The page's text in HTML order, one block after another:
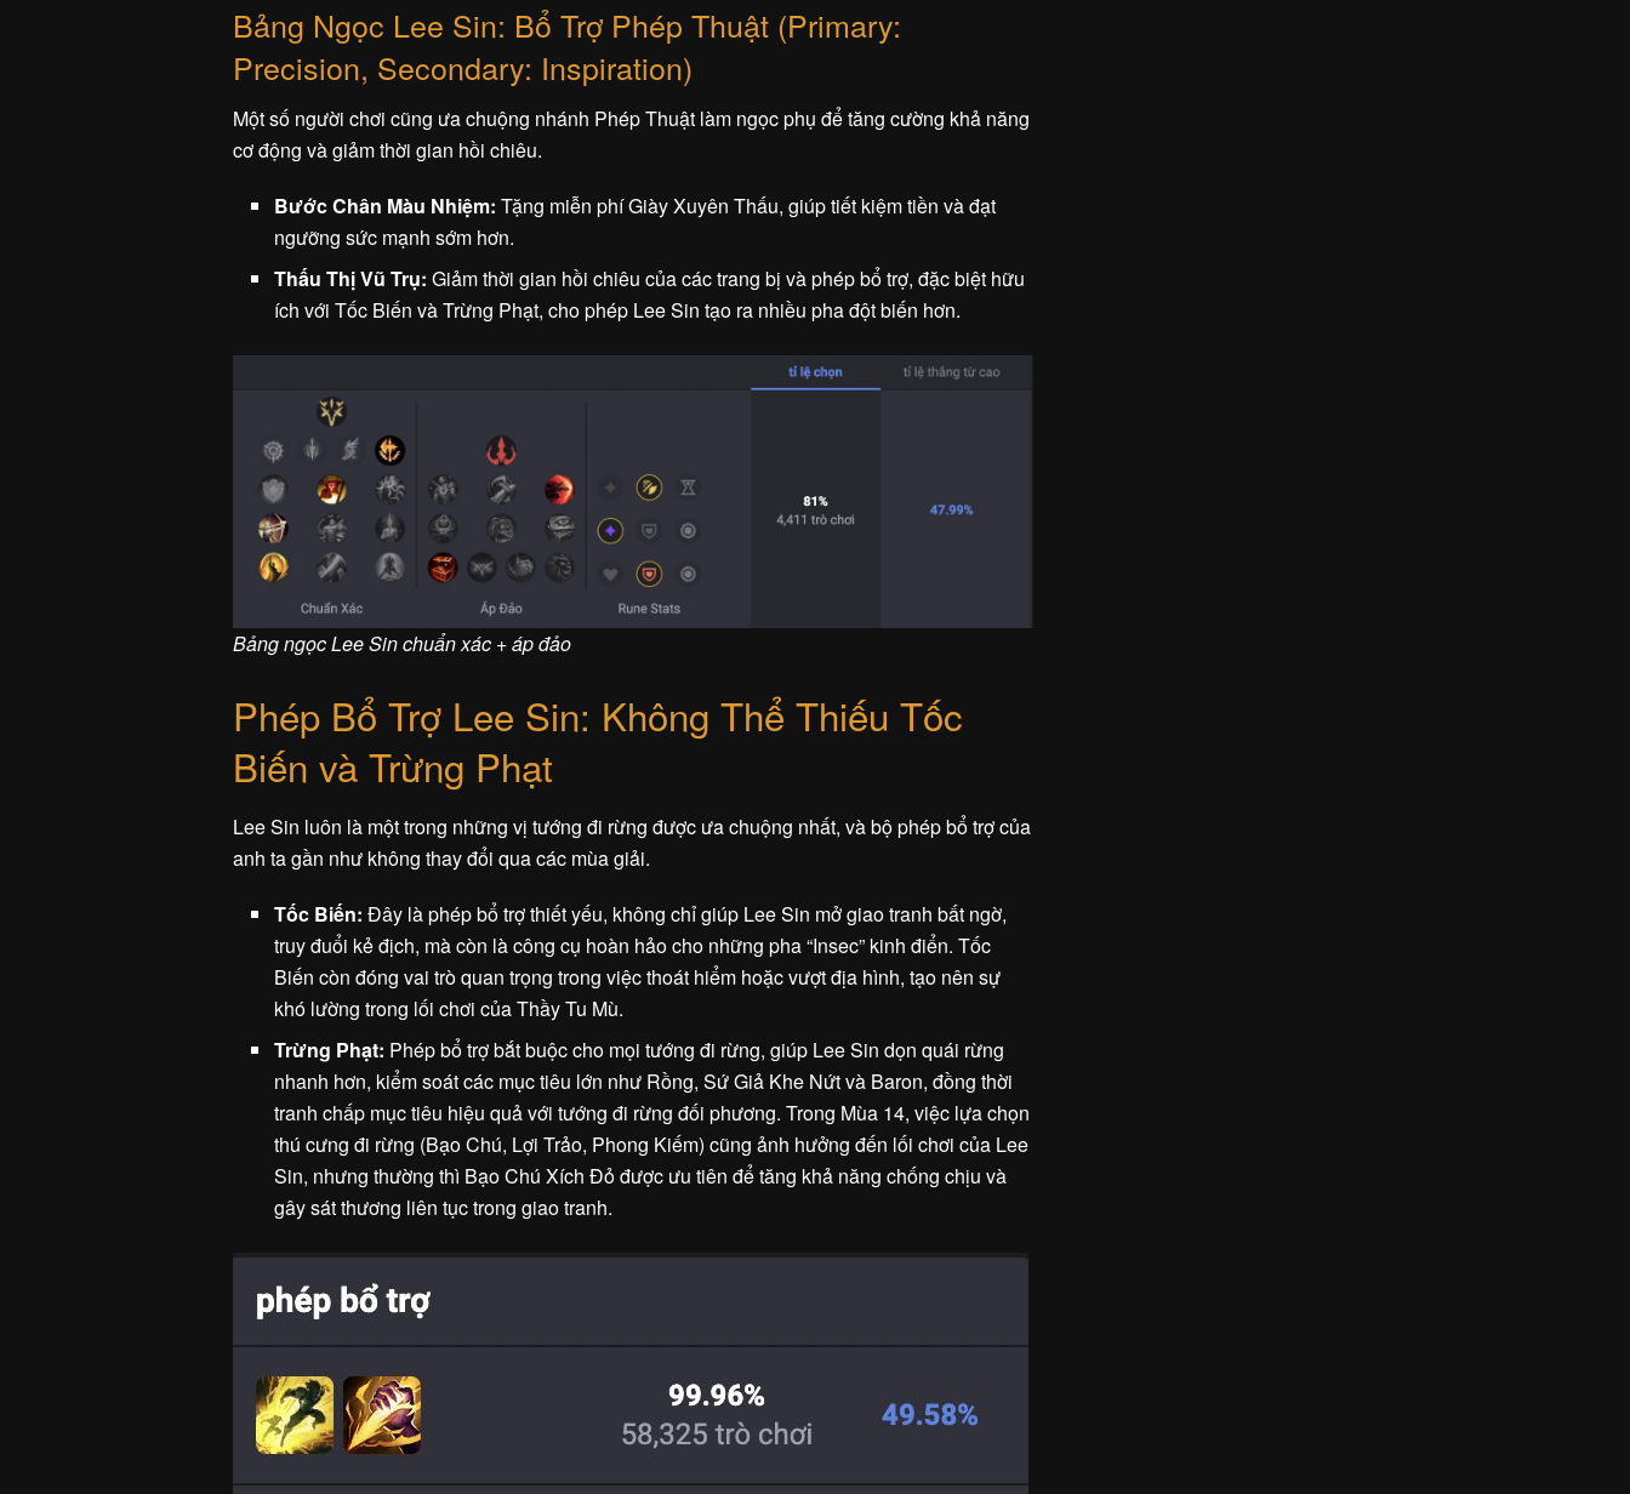
Bảng Ngọc Lee Sin: Bổ Trợ Phép Thuật (Primary:
Precision, Secondary: Inspiration)
Một số người chơi cũng ưa chuộng nhánh Phép Thuật làm ngọc phụ để tăng cường khả năng
cơ động và giảm thời gian hồi chiêu.
Bước Chân Màu Nhiệm: Tặng miễn phí Giày Xuyên Thấu, giúp tiết kiệm tiền và đạt
ngưỡng sức mạnh sớm hơn.
Thấu Thị Vũ Trụ: Giảm thời gian hồi chiêu của các trang bị và phép bổ trợ, đặc biệt hữu
ích với Tốc Biến và Trừng Phạt, cho phép Lee Sin tạo ra nhiều pha đột biến hơn.
Bảng ngọc Lee Sin chuẩn xác + áp đảo
Phép Bổ Trợ Lee Sin: Không Thể Thiếu Tốc
Biến và Trừng Phạt
Lee Sin luôn là một trong những vị tướng đi rừng được ưa chuộng nhất, và bộ phép bổ trợ của
anh ta gần như không thay đổi qua các mùa giải.
Tốc Biến: Đây là phép bổ trợ thiết yếu, không chỉ giúp Lee Sin mở giao tranh bất ngờ,
truy đuổi kẻ địch, mà còn là công cụ hoàn hảo cho những pha “Insec” kinh điển. Tốc
Biến còn đóng vai trò quan trọng trong việc thoát hiểm hoặc vượt địa hình, tạo nên sự
khó lường trong lối chơi của Thầy Tu Mù.
Trừng Phạt: Phép bổ trợ bắt buộc cho mọi tướng đi rừng, giúp Lee Sin dọn quái rừng
nhanh hơn, kiểm soát các mục tiêu lớn như Rồng, Sứ Giả Khe Nứt và Baron, đồng thời
tranh chấp mục tiêu hiệu quả với tướng đi rừng đối phương. Trong Mùa 14, việc lựa chọn
thú cưng đi rừng (Bạo Chú, Lợi Trảo, Phong Kiếm) cũng ảnh hưởng đến lối chơi của Lee
Sin, nhưng thường thì Bạo Chú Xích Đỏ được ưu tiên để tăng khả năng chống chịu và
gây sát thương liên tục trong giao tranh.